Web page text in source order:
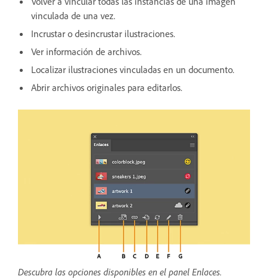
vinculada de una vez.
Incrustar o desincrustar ilustraciones.
Ver información de archivos.
Localizar ilustraciones vinculadas en un documento.
Abrir archivos originales para editarlos.
Descubra las opciones disponibles en el panel Enlaces.